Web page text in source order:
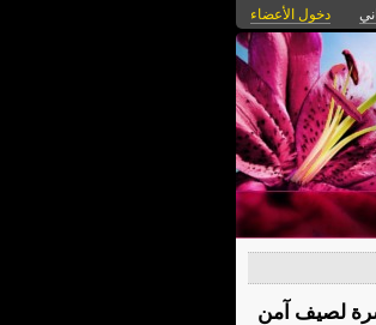
دخول الأعضاء
لصيف آمن